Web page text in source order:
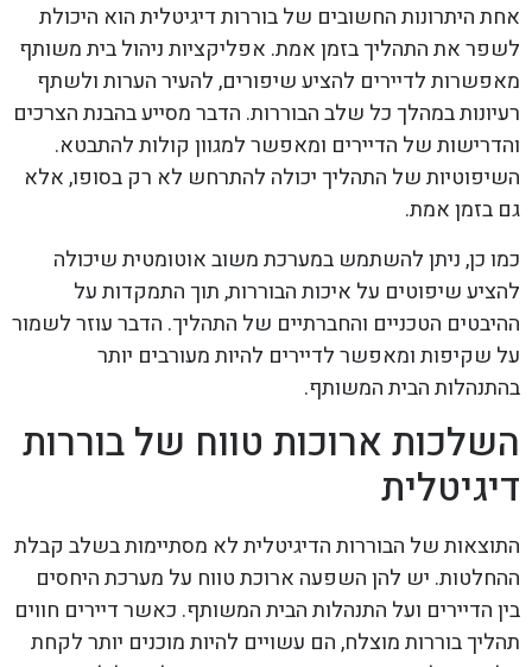
אחת היתרונות החשובים של בוררות דיגיטלית הוא היכולת
לשפר את התהליך בזמן אמת. אפליקציות ניהול בית משותף
מאפשרות לדיירים להציע שיפורים, להעיר הערות ולשתף
רעיונות במהלך כל שלב הבוררות. הדבר מסייע בהבנת הצרכים
והדרישות של הדיירים ומאפשר למגוון קולות להתבטא.
השיפוטיות של התהליך יכולה להתרחש לא רק בסופו, אלא
גם בזמן אמת.
כמו כן, ניתן להשתמש במערכת משוב אוטומטית שיכולה
להציע שיפוטים על איכות הבוררות, תוך התמקדות על
ההיבטים הטכניים והחברתיים של התהליך. הדבר עוזר לשמור
על שקיפות ומאפשר לדיירים להיות מעורבים יותר
בהתנהלות הבית המשותף.
השלכות ארוכות טווח של בוררות
דיגיטלית
התוצאות של הבוררות הדיגיטלית לא מסתיימות בשלב קבלת
ההחלטות. יש להן השפעה ארוכת טווח על מערכת היחסים
בין הדיירים ועל התנהלות הבית המשותף. כאשר דיירים חווים
תהליך בוררות מוצלח, הם עשויים להיות מוכנים יותר לקחת